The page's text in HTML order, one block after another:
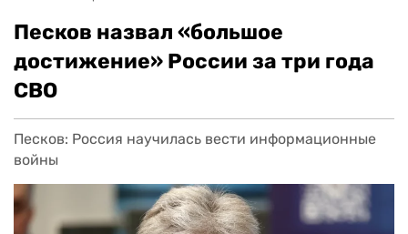
Песков назвал «большое
достижение» России за три года
СВО
Песков: Россия научилась вести информационные
войны